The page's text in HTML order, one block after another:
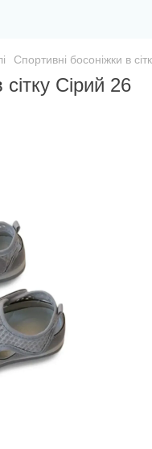
Спортивні босоніжки в
Сірий 26